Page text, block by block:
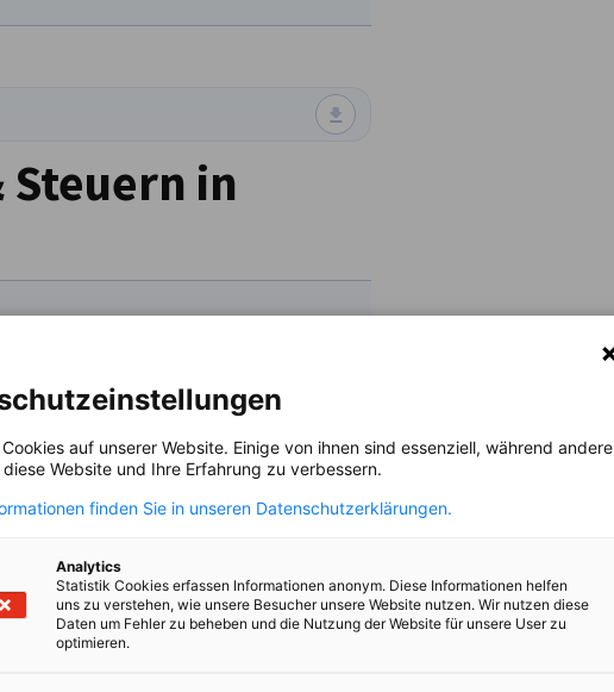
Steuern in
from Debts subject to Judicial
auf unserer Website. Einige von ihnen sind essenziell, während andere
Website und Ihre Erfahrung zu verbessern.
finden Sie in unseren Datenschutzerklärungen.
Analytics
Statistik Cookies erfassen Informationen anonym. Diese Informationen helfen
uns zu verstehen, wie unsere Besucher unsere Website nutzen. Wir nutzen diese
Daten um Fehler zu beheben und die Nutzung der Website für unsere User zu
optimieren.